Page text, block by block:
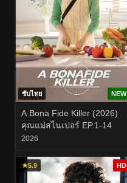
ซับไทย NEW
A Bona Fide Killer (2026)
คุณแม่สไนเปอร์ EP.1-14
2026
★5.9 HD